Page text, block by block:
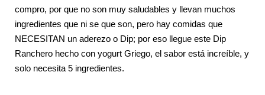
compro, por que no son muy saludables y llevan muchos
ingredientes que ni se que son, pero hay comidas que
NECESITAN un aderezo o Dip; por eso llegue este Dip
Ranchero hecho con yogurt Griego, el sabor está increíble, y
solo necesita 5 ingredientes.